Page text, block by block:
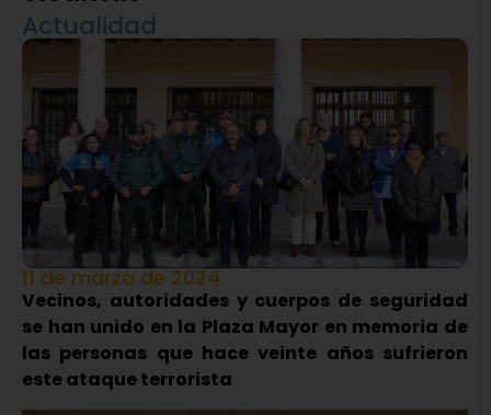
Actualidad
11 de marzo de 2024
Vecinos, autoridades y cuerpos de seguridad
se han unido en la Plaza Mayor en memoria de
las personas que hace veinte años sufrieron
este ataque terrorista